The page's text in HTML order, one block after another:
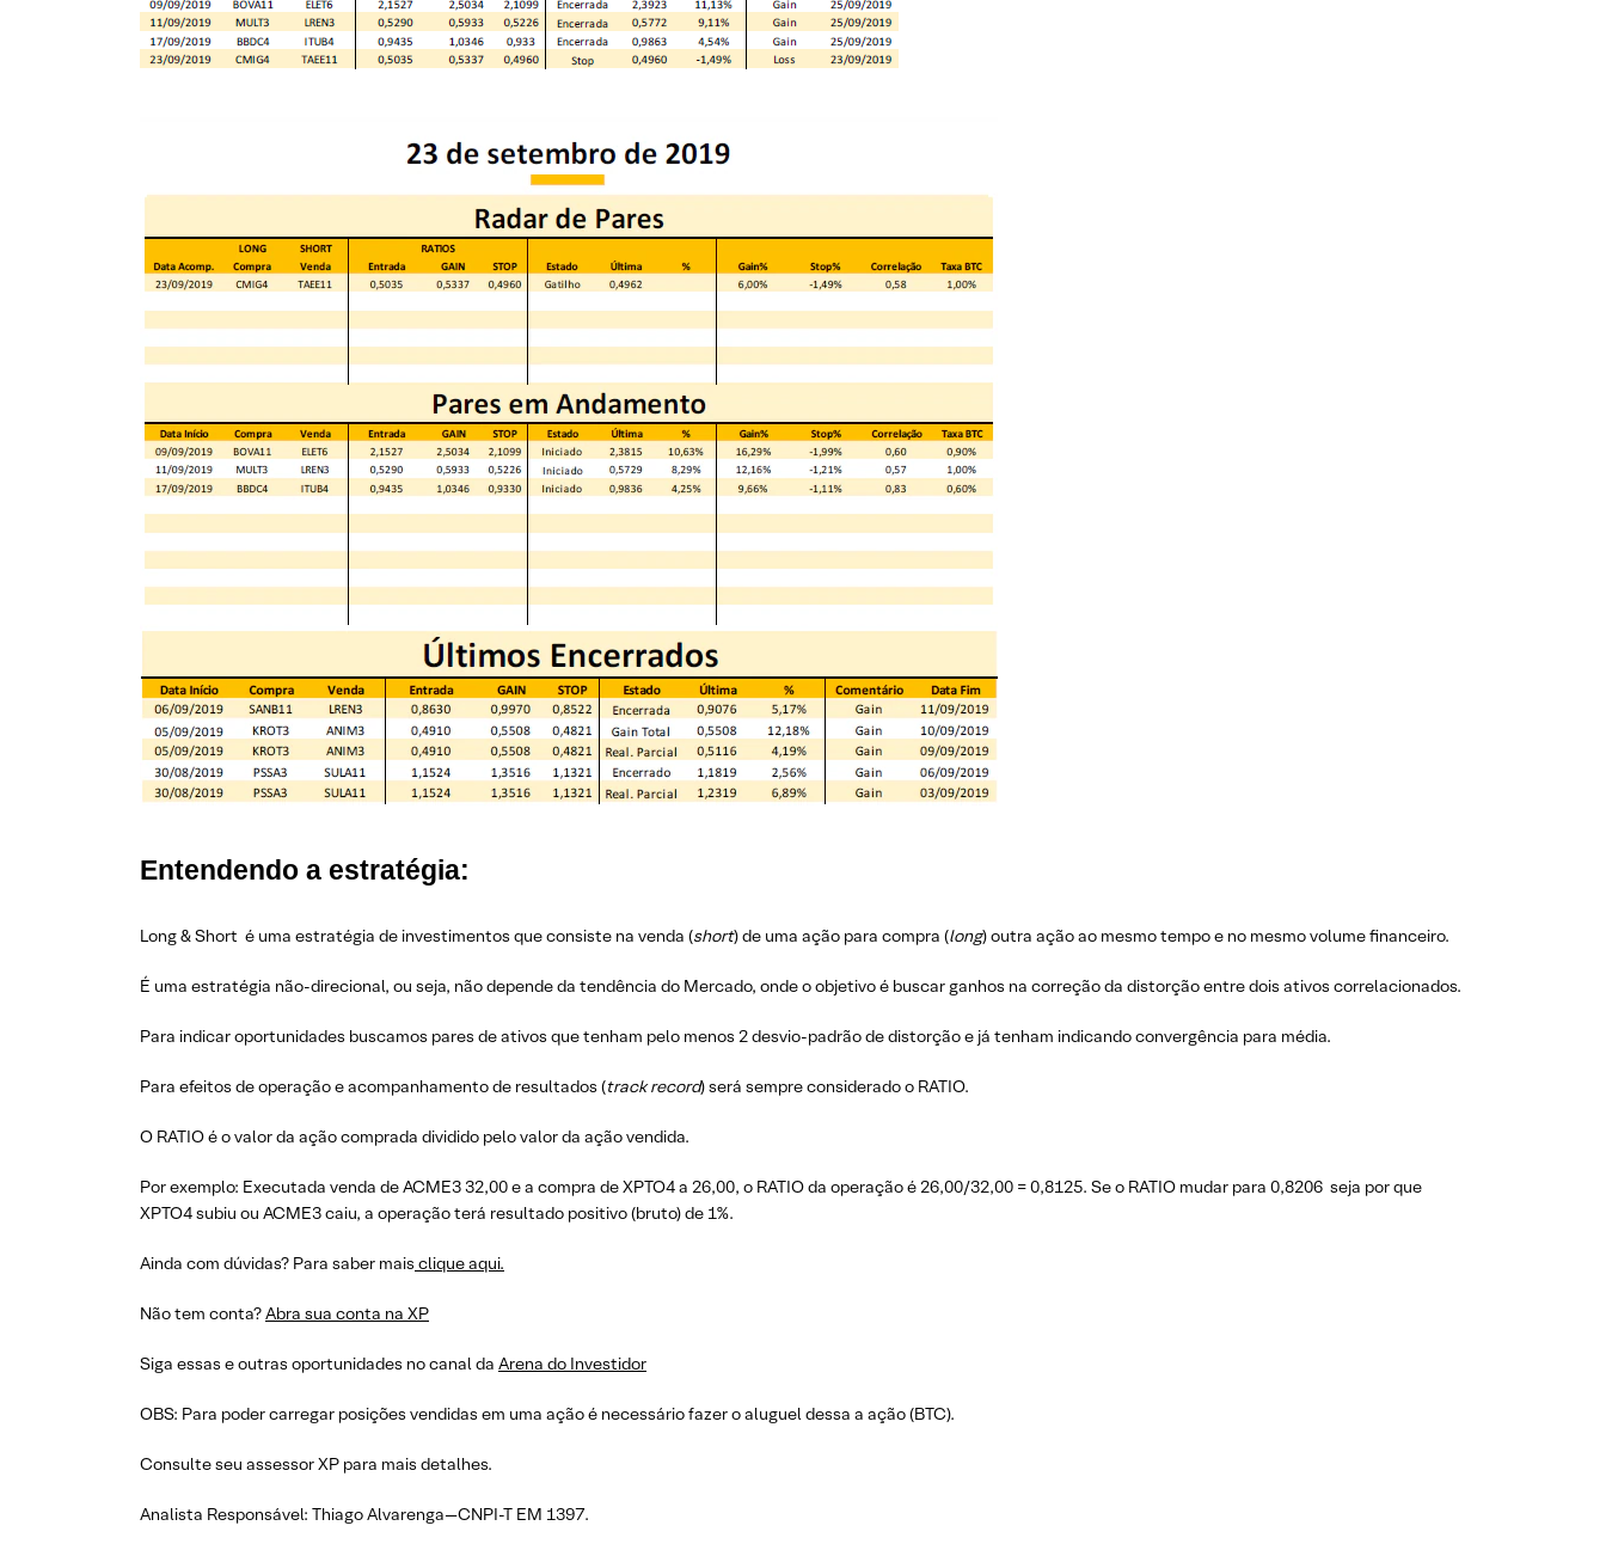
Entendendo a estratégia:
Long & Short é uma estratégia de investimentos que consiste na venda (short) de uma ação para compra (long) outra ação ao mesmo tempo e no mesmo volume financeiro.
É uma estratégia não-direcional, ou seja, não depende da tendência do Mercado, onde o objetivo é buscar ganhos na correção da distorção entre dois ativos correlacionados.
Para indicar oportunidades buscamos pares de ativos que tenham pelo menos 2 desvio-padrão de distorção e já tenham indicando convergência para média.
Para efeitos de operação e acompanhamento de resultados (track record) será sempre considerado o RATIO.
O RATIO é o valor da ação comprada dividido pelo valor da ação vendida.
Por exemplo: Executada venda de ACME3 32,00 e a compra de XPTO4 a 26,00, o RATIO da operação é 26,00/32,00 = 0,8125. Se o RATIO mudar para 0,8206 seja por que
XPTO4 subiu ou ACME3 caiu, a operação terá resultado positivo (bruto) de 1%.
Ainda com dúvidas? Para saber mais clique aqui.
Não tem conta?Abra sua conta na XP
Siga essas e outras oportunidades no canal da Arena do Investidor
OBS: Para poder carregar posições vendidas em uma ação é necessário fazer o aluguel dessa a ação (BTC).
Consulte seu assessor XP para mais detalhes.
Analista Responsável: Thiago Alvarenga—CNPI-T EM 1397.